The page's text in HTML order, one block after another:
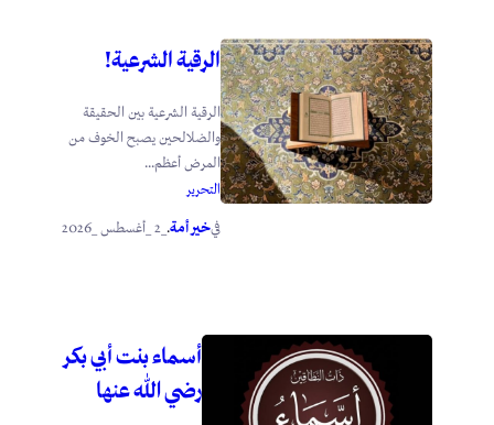
الرقية الشرعية!
الرقية الشرعية بين الحقيقة
والضلالحين يصبح الخوف من
المرض أعظم...
التحرير
فيخير أمة.
أسماء بنت أبي بكر
رضي الله عنها